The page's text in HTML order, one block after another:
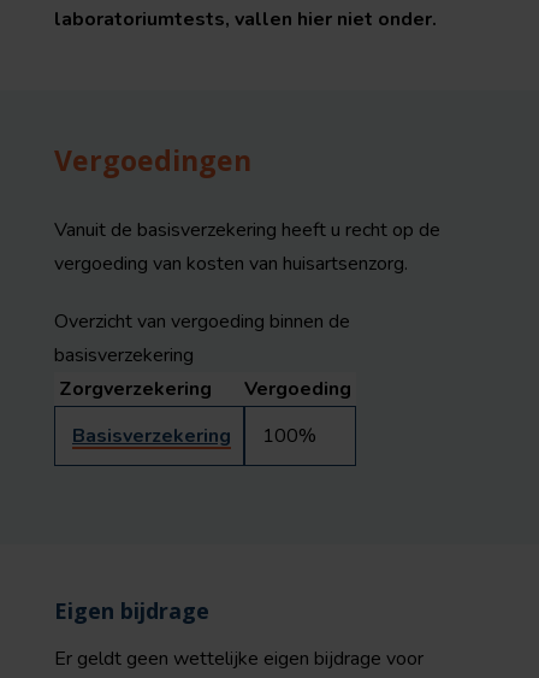
laboratoriumtests, vallen hier niet onder.
Vergoedingen
Vanuit de basisverzekering heeft u recht op de
vergoeding van kosten van huisartsenzorg.
Overzicht van vergoeding binnen de
basisverzekering
Zorgverzekering
Vergoeding
Basisverzekering
100%
Eigen bijdrage
Er geldt geen wettelijke eigen bijdrage voor